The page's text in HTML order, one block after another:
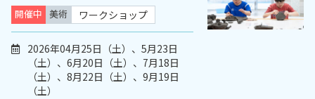
開催中 美術 ワークショップ
2026年04月25日（土）、5月23日
（土）、6月20日（土）、7月18日
（土）、8月22日（土）、9月19日
（土）